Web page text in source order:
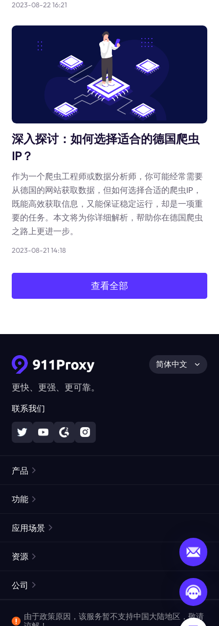
2023-08-22 16:21
深入探讨：如何选择适合的德国爬虫
IP？
作为一个爬虫工程师或数据分析师，你可能经常需要
从德国的网站获取数据，但如何选择合适的爬虫IP，
既能高效获取信息，又能保证稳定运行，却是一项重
要的任务。本文将为你详细解析，帮助你在德国爬虫
之路上更进一步。
2023-08-21 14:18
查看全部
更快、更强、更可靠。
联系我们
简体中文
产品
静态住宅代理
网页抓取 API
视频下载 API
功能
ISP代理
ProxySite
应用场景
市场研究
爬行和索引
资源
常见问题解答
公司
企业服务
由于政策原因，该服务暂不支持中国大陆地区，敬请